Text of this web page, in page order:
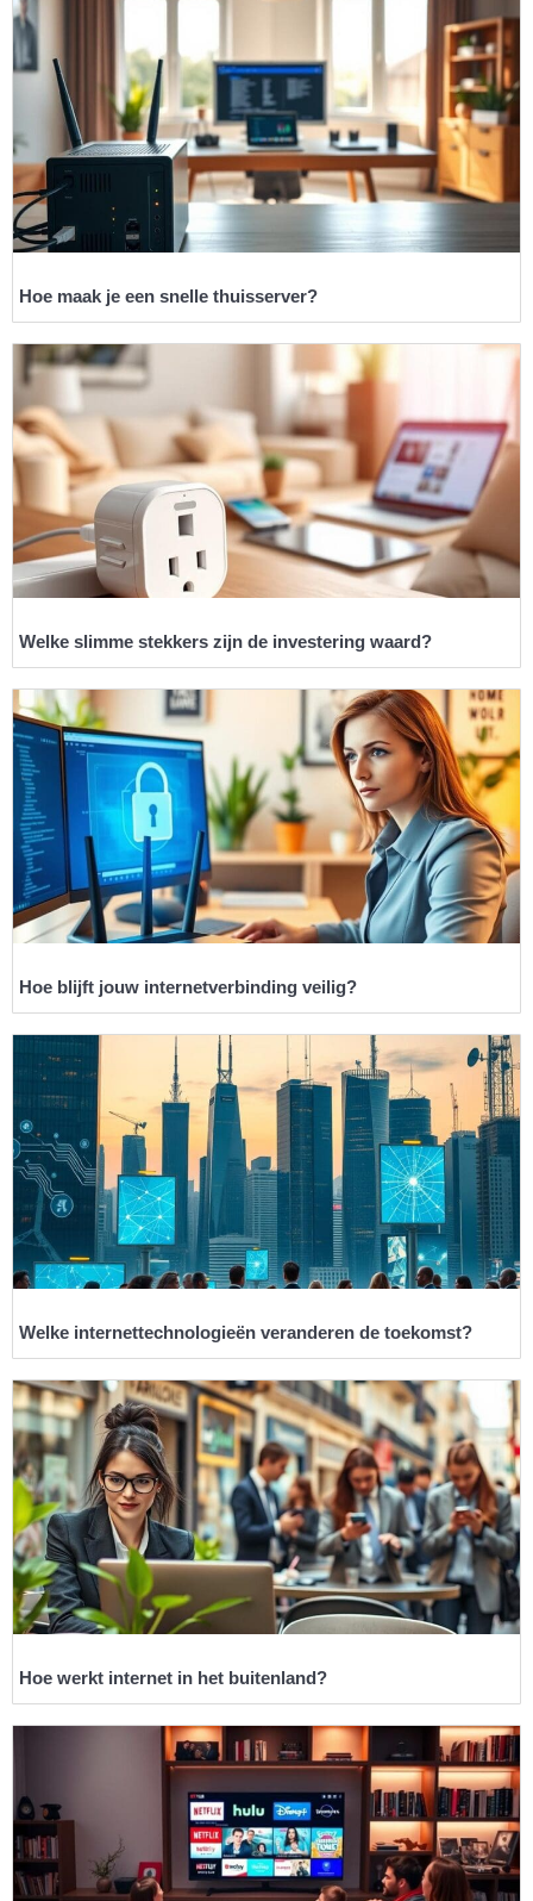
Hoe maak je een snelle thuisserver?
Welke slimme stekkers zijn de investering waard?
Hoe blijft jouw internetverbinding veilig?
Welke internettechnologieën veranderen de toekomst?
Hoe werkt internet in het buitenland?